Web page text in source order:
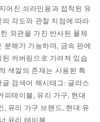
어진 쇠라민용과 접착된 유
각도와 관찰 지점에 따라
외관을 가진 반사된 물체
분해가 가능하며, 금속 판에
커버링으로 가려져 있습
색깔의 존재는 사용된 특
검색어 해시태그: 글라스
피테이블, 유리 가구, 현대
, 유리 가구 브랜드, 현대 유
유리 테이블